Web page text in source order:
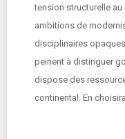
tension structurelle au
ambitions de
disciplinaires
peinent à distinguer
dispose des
continental. En